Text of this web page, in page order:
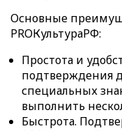
Основные
PROКультураРФ:
Простота и
подтверждения
специальных
выполнить
Быстрота.